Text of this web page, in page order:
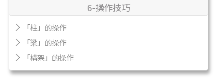
6-操作技巧
「柱」的操作
「梁」的操作
「構架」的操作